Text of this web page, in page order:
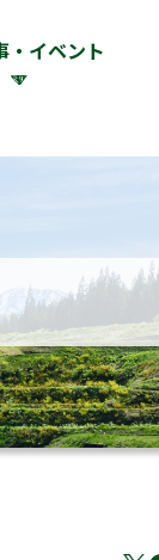
・イベント